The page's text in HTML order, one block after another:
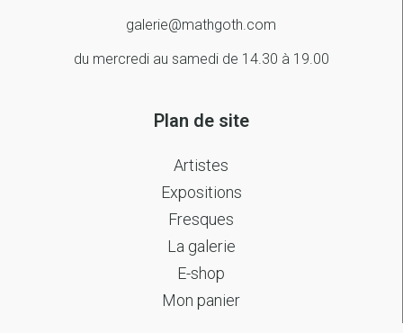
galerie@mathgoth.com
du mercredi au samedi de 14.30 à 19.00
Plan de site
Artistes
Expositions
Fresques
La galerie
E-shop
Mon panier